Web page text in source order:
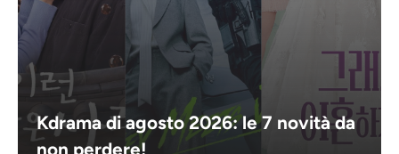
Kdrama di agosto 2026: le 7 novità da
non perdere!